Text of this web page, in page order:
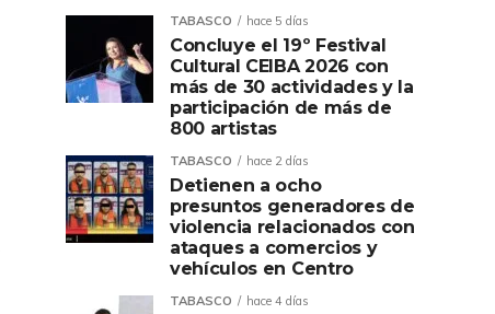
TABASCO hace 5 días
Concluye el 19º Festival
Cultural CEIBA 2026 con
más de 30 actividades y la
participación de más de
800 artistas
TABASCO hace 2 días
Detienen a ocho
presuntos generadores de
violencia relacionados con
ataques a comercios y
vehículos en Centro
TABASCO hace 4 días